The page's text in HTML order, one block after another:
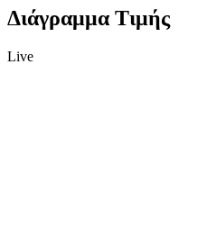
Διάγραμμα Τιμής
Live